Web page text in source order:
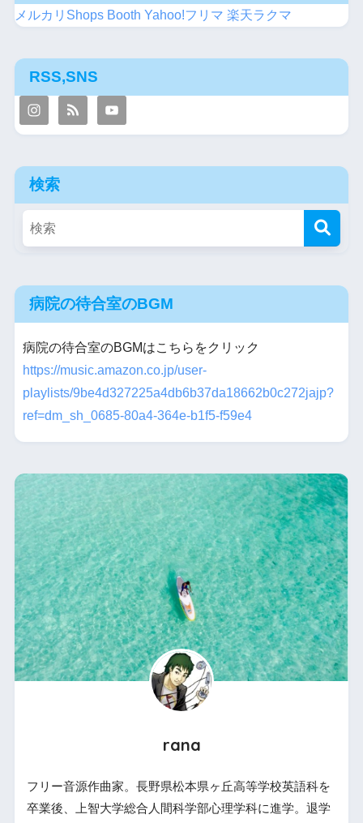
メルカリShops Booth Yahoo!フリマ 楽天ラクマ
RSS,SNS
検索
病院の待合室のBGM
病院の待合室のBGMはこちらをクリック
https://music.amazon.co.jp/user-
playlists/9be4d327225a4db6b37da18662b0c272jajp?
ref=dm_sh_0685-80a4-364e-b1f5-f59e4
rana
フリー音源作曲家。長野県松本県ヶ丘高等学校英語科を
卒業後、上智大学総合人間科学部心理学科に進学。退学